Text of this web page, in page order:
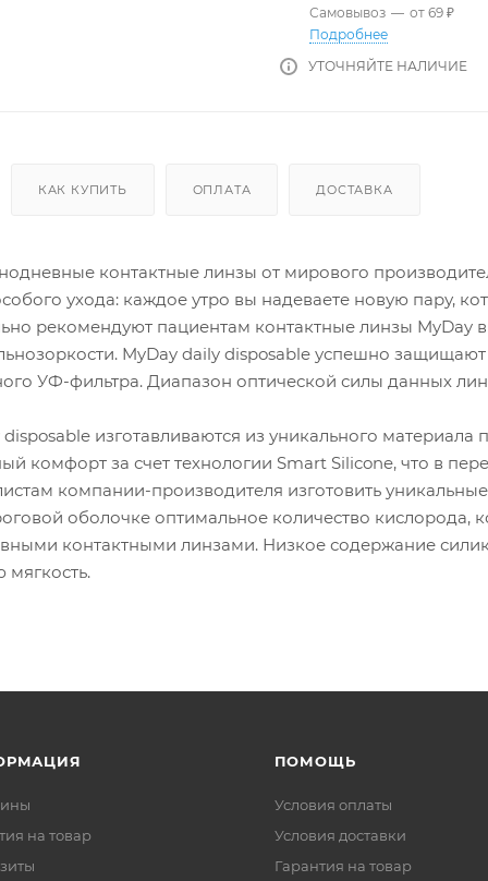
Самовывоз — от 69 ₽
Подробнее
УТОЧНЯЙТЕ НАЛИЧИЕ
КАК КУПИТЬ ОПЛАТА ДОСТАВКА
контактные линзы от мирового
ухода: каждое утро вы надеваете новую пару,
рекомендуют пациентам контактные линзы MyDay
MyDay daily disposable успешно защищают
УФ-фильтра. Диапазон оптической силы данных
изготавливаются из уникального
комфорт за счет технологии Smart Silicone, что в
компании-производителя изготовить
оболочке оптимальное количество кислорода,
контактными линзами. Низкое содержание
на товар
ПОМОЩЬ
Условия оплаты
Условия доставки
Гарантия на товар